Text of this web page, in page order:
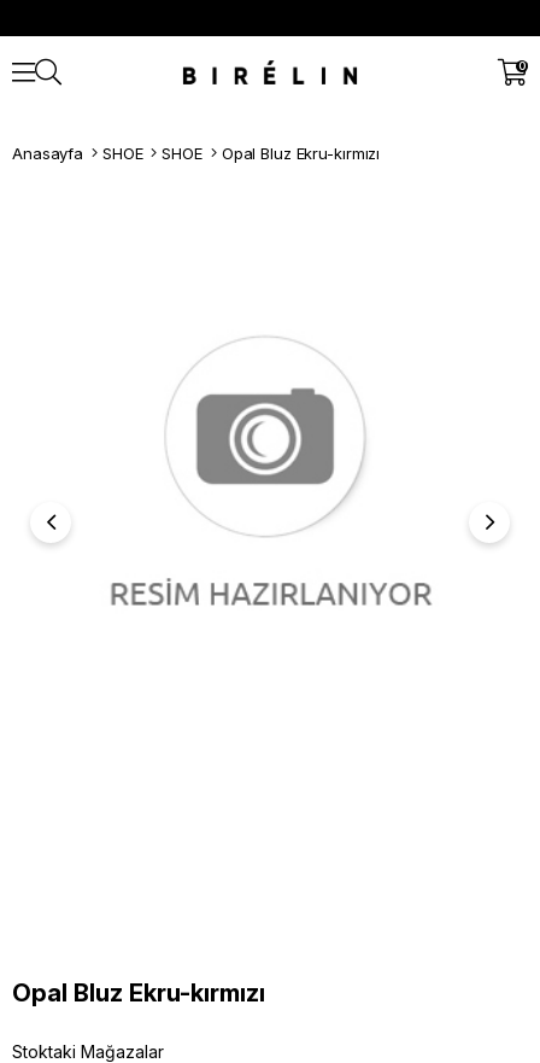
0
Anasayfa SHOE SHOE Opal Bluz Ekru-kırmızı
Opal Bluz Ekru-kırmızı
Stoktaki Mağazalar